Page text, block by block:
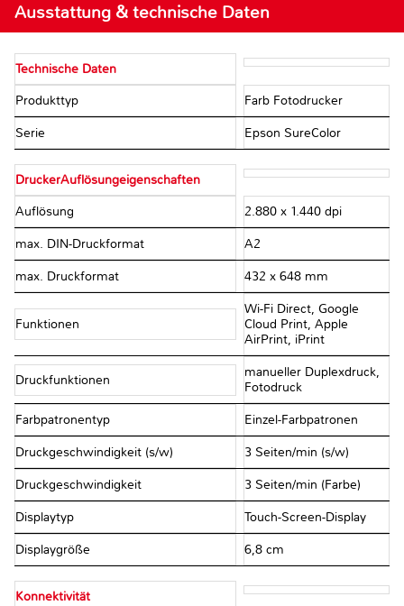
Ausstattung & technische Daten
Technische Daten
Produkttyp Farb Fotodrucker
Serie Epson SureColor
DruckerAuflösungeigenschaften
Auflösung 2.880 x 1.440 dpi
max. DIN-Druckformat A2
max. Druckformat 432 x 648 mm
Funktionen
Wi-Fi Direct, Google
Cloud Print, Apple
AirPrint, iPrint
Druckfunktionen
manueller Duplexdruck,
Fotodruck
Farbpatronentyp Einzel-Farbpatronen
Druckgeschwindigkeit (s/w) 3 Seiten/min (s/w)
Druckgeschwindigkeit 3 Seiten/min (Farbe)
Displaytyp Touch-Screen-Display
Displaygröße 6,8 cm
Konnektivität